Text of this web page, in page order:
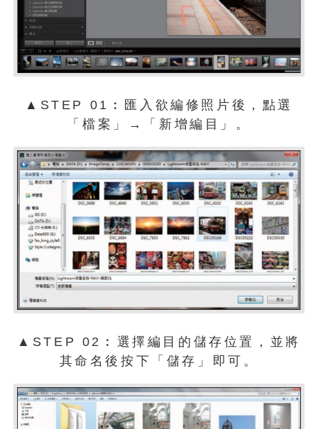
▲STEP 01︰匯入欲編修照片後，點選
「檔案」→「新增編目」。
▲STEP 02︰選擇編目的儲存位置，並將
其命名後按下「儲存」即可。